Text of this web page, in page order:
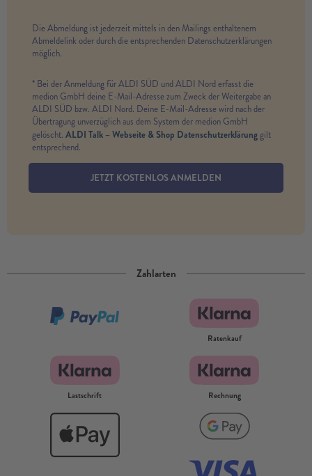
Die Abmeldung ist jederzeit mittels in den Mailings enthaltenem
Abmeldelink oder durch die entsprechenden Datenschutzerklärungen
möglich.
* Bei der Anmeldung für ALDI SÜD und ALDI Nord erfasst die
medion GmbH deine E-Mail-Adresse zum Zweck der Weitergabe an
ALDI SÜD bzw. ALDI Nord. Deine E-Mail-Adresse wird nach der
Übertragung unverzüglich aus dem System der medion GmbH
gelöscht. ALDI Talk – Webseite & Shop Datenschutzerklärunggilt
entsprechend.
JETZT KOSTENLOS ANMELDEN
Zahlarten
Ratenkauf
Lastschrift Rechnung